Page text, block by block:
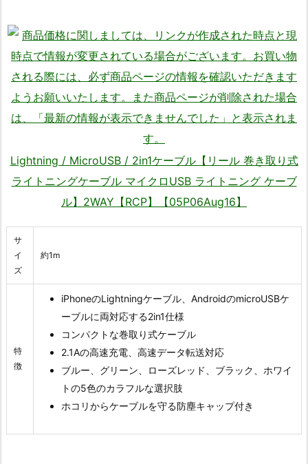
Lightning / MicroUSB / 2in1ケーブル【リール 巻き取り式
ライトニングケーブル マイクロUSB ライトニング ケーブ
ル】2WAY【RCP】【05P06Aug16】
サ
イ
ズ
約1m
特
徴
iPhoneのLightningケーブル、AndroidのmicroUSBケ
ーブルに両対応する2in1仕様
コンパクトな巻取り式ケーブル
2.1Aの高速充電、高速データ転送対応
ブルー、グリーン、ローズレッド、ブラック、ホワイ
トの5色のカラフルな選択肢
ホコリからケーブルを守る防塵キャップ付き